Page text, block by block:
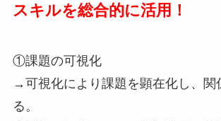
スキルを総合的に活用！
①課題の可視化
→可視化により課題を顕在化し、関
る。